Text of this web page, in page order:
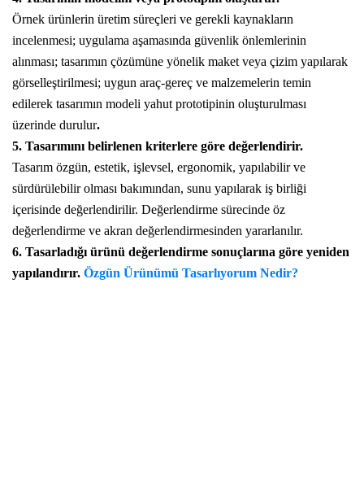
Örnek ürünlerin üretim süreçleri ve gerekli kaynakların
incelenmesi; uygulama aşamasında güvenlik önlemlerinin
alınması; tasarımın çözümüne yönelik maket veya çizim yapılarak
görselleştirilmesi; uygun araç-gereç ve malzemelerin temin
edilerek tasarımın modeli yahut prototipinin oluşturulması
üzerinde durulur.
5. Tasarımını belirlenen kriterlere göre değerlendirir.
Tasarım özgün, estetik, işlevsel, ergonomik, yapılabilir ve
sürdürülebilir olması bakımından, sunu yapılarak iş birliği
içerisinde değerlendirilir. Değerlendirme sürecinde öz
değerlendirme ve akran değerlendirmesinden yararlanılır.
6. Tasarladığı ürünü değerlendirme sonuçlarına göre yeniden
yapılandırır. Özgün Ürünümü Tasarlıyorum Nedir?